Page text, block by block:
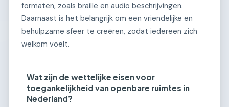
formaten, zoals braille en audio beschrijvingen.
Daarnaast is het belangrijk om een vriendelijke en
behulpzame sfeer te creëren, zodat iedereen zich
welkom voelt.
Wat zijn de wettelijke eisen voor
toegankelijkheid van openbare ruimtes in
Nederland?